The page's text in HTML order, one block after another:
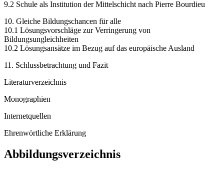
9.2 Schule als Institution der Mittelschicht nach Pierre Bourdieu
10. Gleiche Bildungschancen für alle
10.1 Lösungsvorschläge zur Verringerung von
Bildungsungleichheiten
10.2 Lösungsansätze im Bezug auf das europäische Ausland
11. Schlussbetrachtung und Fazit
Literaturverzeichnis
Monographien
Internetquellen
Ehrenwörtliche Erklärung
Abbildungsverzeichnis